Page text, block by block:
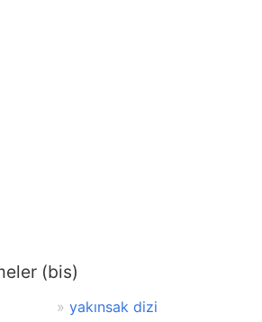
(bis)
yakınsak dizi